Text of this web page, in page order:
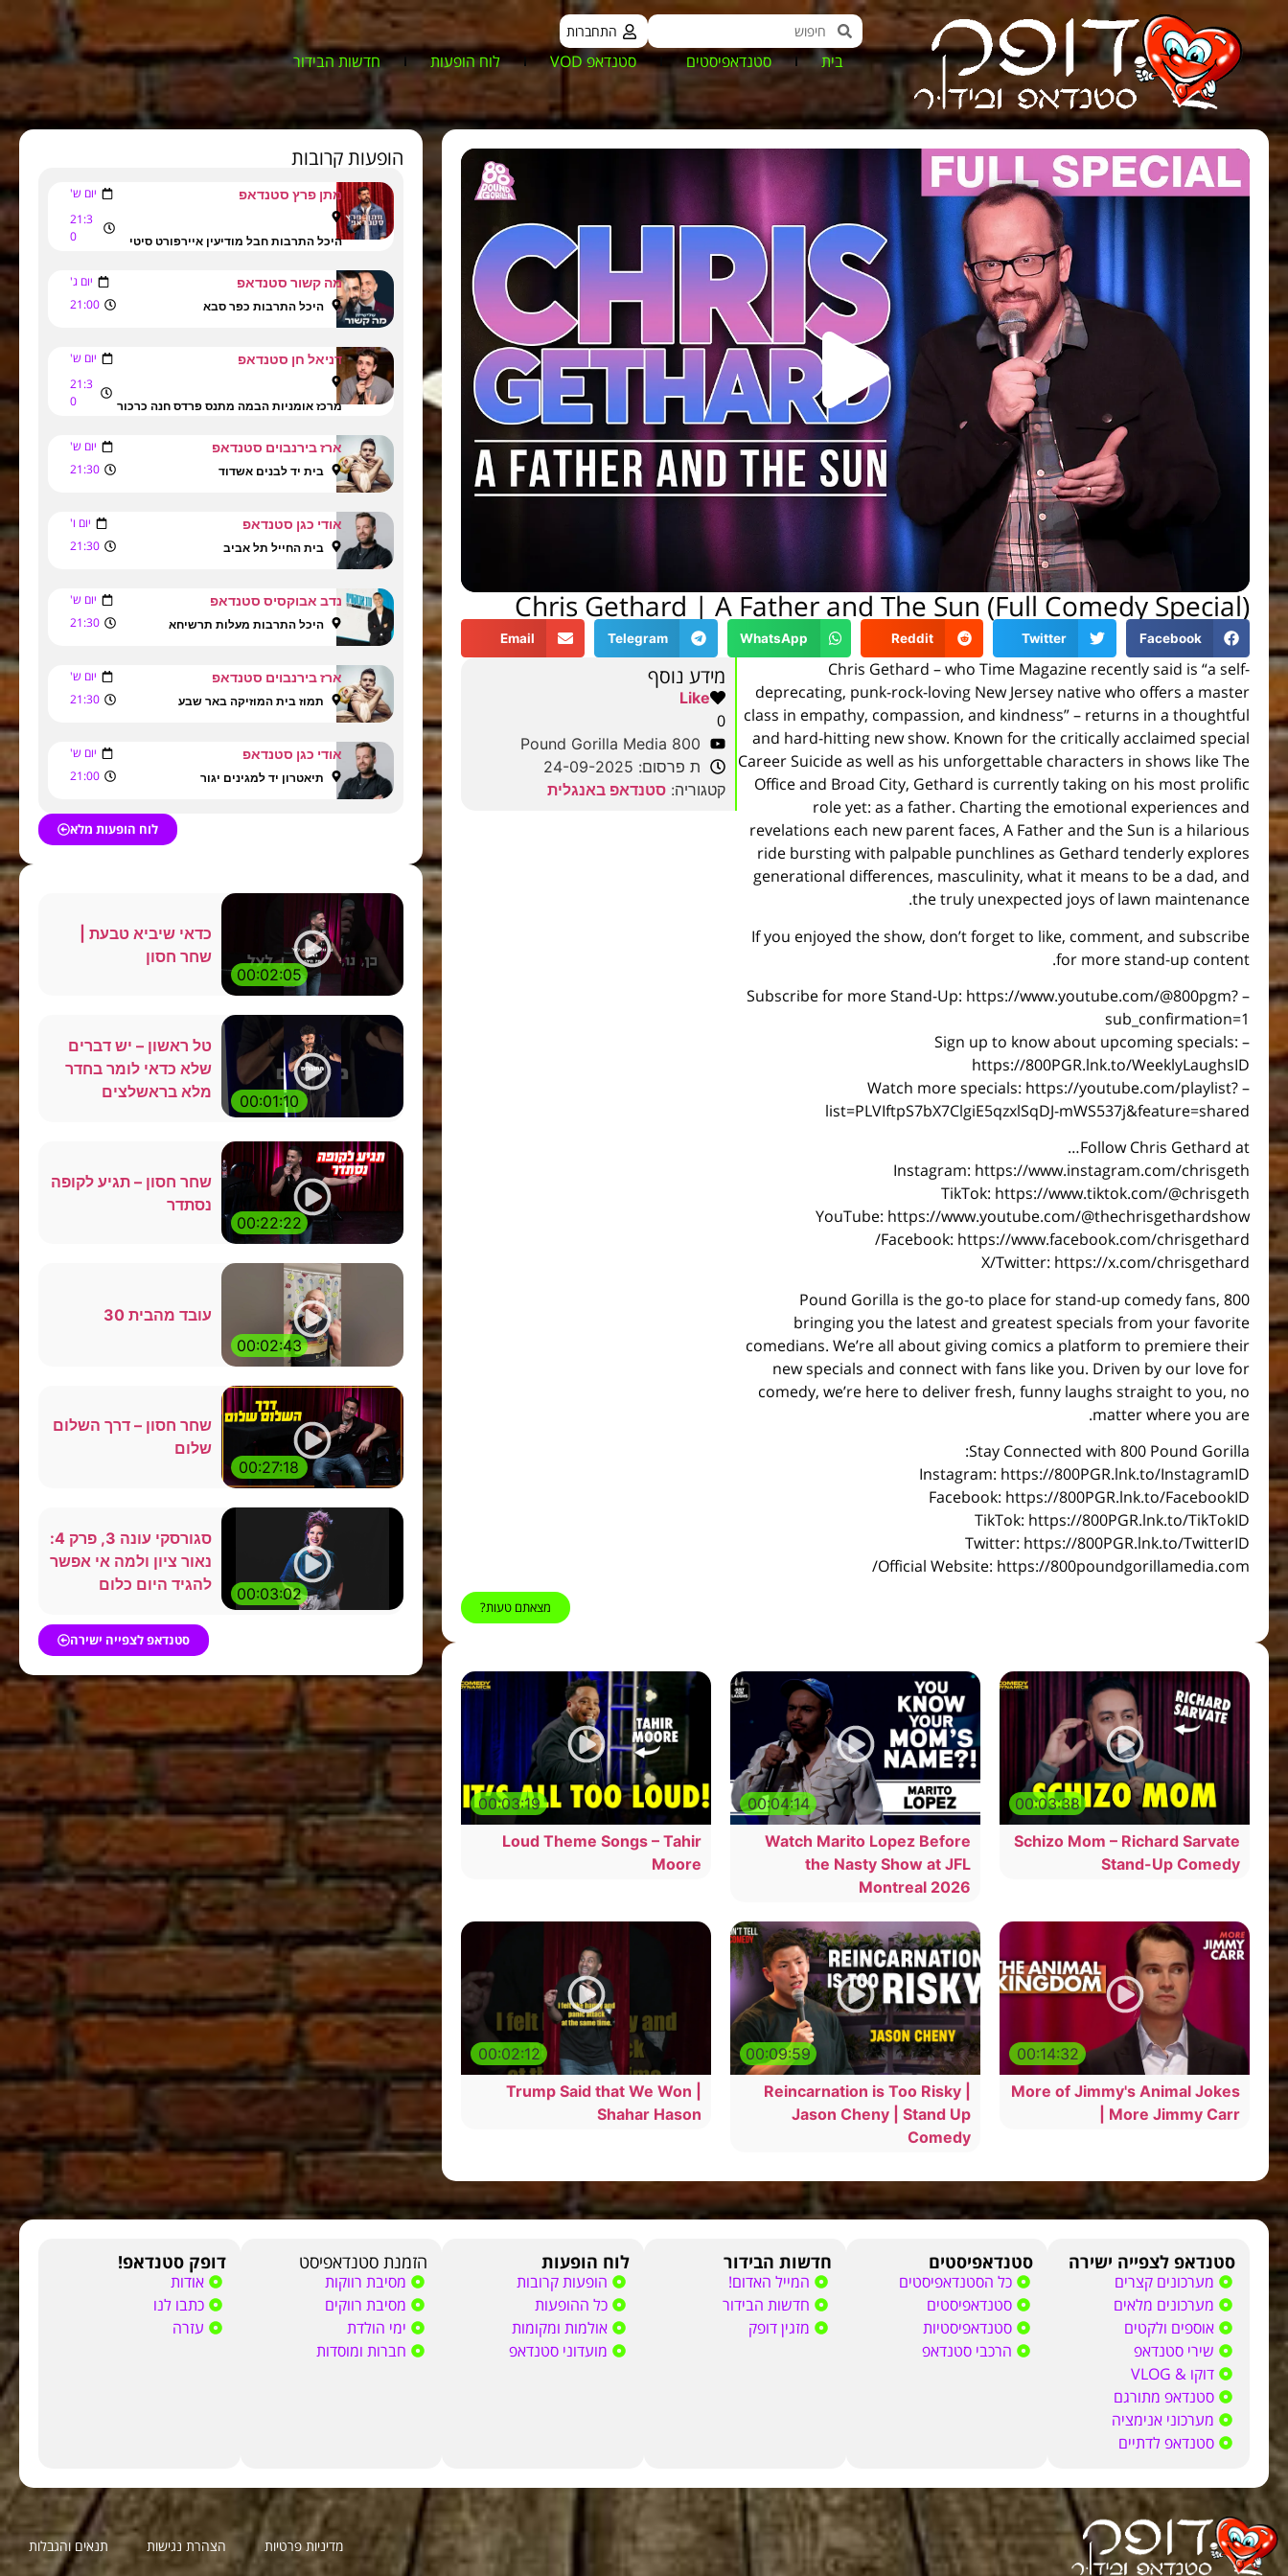
התחברות
בית סטנדאפיסטים סטנדאפ VOD לוח הופעות חדשות הבידור
Chris Gethard | A Father and The Sun (Full Comedy Special)
Facebook
Twitter
Reddit
WhatsApp
Telegram
Email
Chris Gethard – who Time Magazine recently said is “a self-
deprecating, punk-rock-loving New Jersey native who offers a master
class in empathy, compassion, and kindness” – returns in a thoughtful
and hard-hitting new show. Known for the critically acclaimed special
Career Suicide as well as his unforgettable characters in shows like The
Office and Broad City, Gethard is currently taking on his most prolific
role yet: as a father. Charting the emotional experiences and
revelations each new parent faces, A Father and the Sun is a hilarious
ride bursting with palpable punchlines as Gethard tenderly explores
generational differences, masculinity, what it means to be a dad, and
the truly unexpected joys of lawn maintenance.
If you enjoyed the show, don’t forget to like, comment, and subscribe
for more stand-up content.
– Subscribe for more Stand-Up: https://www.youtube.com/@800pgm?
sub_confirmation=1
– Sign up to know about upcoming specials:
https://800PGR.lnk.to/WeeklyLaughsID
– Watch more specials: https://youtube.com/playlist?
list=PLVIftpS7bX7ClgiE5qzxlSqDJ-mWS537j&feature=shared
Follow Chris Gethard at…
Instagram: https://www.instagram.com/chrisgeth
TikTok: https://www.tiktok.com/@chrisgeth
YouTube: https://www.youtube.com/@thechrisgethardshow
Facebook: https://www.facebook.com/chrisgethard/
X/Twitter: https://x.com/chrisgethard
800 Pound Gorilla is the go-to place for stand-up comedy fans,
bringing you the latest and greatest specials from your favorite
comedians. We’re all about giving comics a platform to premiere their
new specials and connect with fans like you. Driven by our love for
comedy, we’re here to deliver fresh, funny laughs straight to you, no
matter where you are.
Stay Connected with 800 Pound Gorilla:
Instagram: https://800PGR.lnk.to/InstagramID
Facebook: https://800PGR.lnk.to/FacebookID
TikTok: https://800PGR.lnk.to/TikTokID
Twitter: https://800PGR.lnk.to/TwitterID
Official Website: https://800poundgorillamedia.com/
מידע נוסף
Like
0
800 Pound Gorilla Media
ת פרסום: 24-09-2025
קטגוריה: סטנדאפ באנגלית
מצאתם טעות?
00:03:38
Schizo Mom – Richard Sarvate
Stand-Up Comedy
00:04:14
Watch Marito Lopez Before
the Nasty Show at JFL
Montreal 2026
00:03:19
Loud Theme Songs – Tahir
Moore
00:14:32
More of Jimmy's Animal Jokes
| More Jimmy Carr
00:09:59
Reincarnation is Too Risky |
Jason Cheny | Stand Up
Comedy
00:02:12
Trump Said that We Won |
Shahar Hason
הופעות קרובות
מתן פרץ סטנדאפ יום ש'
היכל התרבות חבל מודיעין איירפורט סיטי
21:3
0
מה קשור סטנדאפ יום ג'
היכל התרבות כפר סבא 21:00
דניאל חן סטנדאפ יום ש'
מרכז אומניות הבמה מתנס פרדס חנה כרכור
21:3
0
ארז בירנבוים סטנדאפ יום ש'
בית יד לבנים אשדוד 21:30
אודי כגן סטנדאפ יום ו'
בית החייל תל אביב 21:30
נדב אבוקסיס סטנדאפ יום ש'
היכל התרבות מעלות תרשיחא 21:30
ארז בירנבוים סטנדאפ יום ש'
תמוז בית המוזיקה באר שבע 21:30
אודי כגן סטנדאפ יום ש'
תיאטרון יד למגינים יגור 21:00
לוח הופעות מלא
00:02:05
כדאי שיביא טבעת |
שחר חסון
00:01:10
טל ראשון – יש דברים
שלא כדאי לומר בחדר
מלא בראשלצים
00:22:22
שחר חסון – תגיע לקופה
נסתדר
00:02:43
עובד מהבית 30
00:27:18
שחר חסון – דרך השלום
שלום
00:03:02
סגורסקי עונה 3, פרק 4:
נאור ציון ולמה אי אפשר
להגיד היום כלום
סטנדאפ לצפייה ישירה
סטנדאפ לצפייה ישירה
מערכונים קצרים
מערכונים מלאים
אוספים ולקטים
שירי סטנדאפ
דוקו & VLOG
סטנדאפ מתורגם
מערכוני אנימציה
סטנדאפ לדתיים
סטנדאפיסטים
כל הסטנדאפיסטים
סטנדאפיסטים
סטנדאפיסטיות
הרכבי סטנדאפ
חדשות הבידור
המייל האדום!
חדשות הבידור
מזגין דופק
לוח הופעות
הופעות קרובות
כל ההופעות
אולמות ומקומות
מועדוני סטנדאפ
הזמנת סטנדאפיסט
מסיבת רווקות
מסיבת רווקים
ימי הולדת
חברות ומוסדות
דופק סטנדאפ!
אודות
כתבו לנו
עזרה
מדיניות פרטיות הצהרת נגישות תנאים והגבלות